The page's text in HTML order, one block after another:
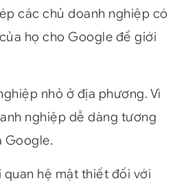
các chủ doanh nghiệp có
họ cho Google để giới
nhỏ ở địa phương. Vì
nghiệp dễ dàng tương
Google.
quan hệ mật thiết đối với